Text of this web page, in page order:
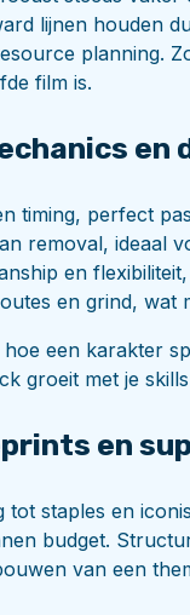
lijnen houden
planning.
film is.
timing, perfect
removal, ideaal
en
en grind, wat
een karakter
groeit met je
en
staples en
budget.
van een